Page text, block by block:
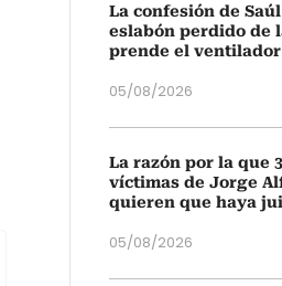
La confesión de
eslabón perdido de
prende el ventilador
05/08/2026
La razón por la que
víctimas de Jorge
quieren que haya
05/08/2026